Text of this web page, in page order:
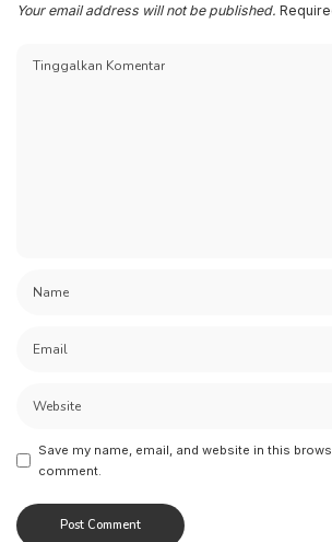
Your email address will not be published.
Save my name, email, and website in this
comment.